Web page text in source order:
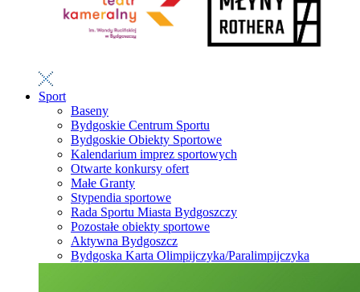
Sport
Baseny
Bydgoskie Centrum Sportu
Bydgoskie Obiekty Sportowe
Kalendarium imprez sportowych
Otwarte konkursy ofert
Małe Granty
Stypendia sportowe
Rada Sportu Miasta Bydgoszczy
Pozostałe obiekty sportowe
Aktywna Bydgoszcz
Bydgoska Karta Olimpijczyka/Paralimpijczyka